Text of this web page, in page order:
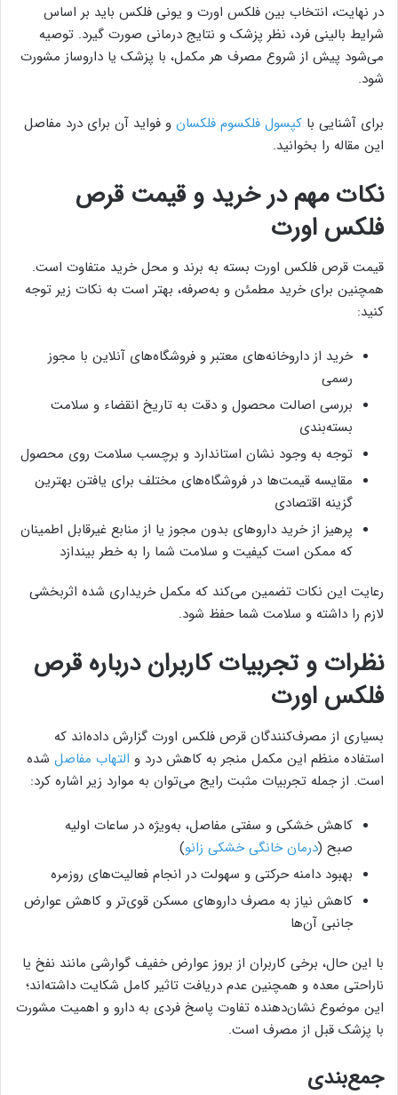
در نهایت، انتخاب بین فلکس اورت و یونی فلکس باید بر اساس
شرایط بالینی فرد، نظر پزشک و نتایج درمانی صورت گیرد. توصیه
می‌شود پیش از شروع مصرف هر مکمل، با پزشک یا داروساز مشورت
شود.
برای آشنایی با کپسول فلکسوم فلکسان و فواید آن برای درد مفاصل
این مقاله را بخوانید.
نکات مهم در خرید و قیمت قرص
فلکس اورت
قیمت قرص فلکس اورت بسته به برند و محل خرید متفاوت است.
همچنین برای خرید مطمئن و به‌صرفه، بهتر است به نکات زیر توجه
کنید:
خرید از داروخانه‌های معتبر و فروشگاه‌های آنلاین با مجوز
رسمی
بررسی اصالت محصول و دقت به تاریخ انقضاء و سلامت
بسته‌بندی
توجه به وجود نشان استاندارد و برچسب سلامت روی محصول
مقایسه قیمت‌ها در فروشگاه‌های مختلف برای یافتن بهترین
گزینه اقتصادی
پرهیز از خرید داروهای بدون مجوز یا از منابع غیرقابل اطمینان
که ممکن است کیفیت و سلامت شما را به خطر بیندازد
رعایت این نکات تضمین می‌کند که مکمل خریداری شده اثربخشی
لازم را داشته و سلامت شما حفظ شود.
نظرات و تجربیات کاربران درباره قرص
فلکس اورت
بسیاری از مصرف‌کنندگان قرص فلکس اورت گزارش داده‌اند که
استفاده منظم این مکمل منجر به کاهش درد و التهاب مفاصل شده
است. از جمله تجربیات مثبت رایج می‌توان به موارد زیر اشاره کرد:
کاهش خشکی و سفتی مفاصل، به‌ویژه در ساعات اولیه
صبح (درمان خانگی خشکی زانو)
بهبود دامنه حرکتی و سهولت در انجام فعالیت‌های روزمره
کاهش نیاز به مصرف داروهای مسکن قوی‌تر و کاهش عوارض
جانبی آن‌ها
با این حال، برخی کاربران از بروز عوارض خفیف گوارشی مانند نفخ یا
ناراحتی معده و همچنین عدم دریافت تاثیر کامل شکایت داشته‌اند؛
این موضوع نشان‌دهنده تفاوت پاسخ فردی به دارو و اهمیت مشورت
با پزشک قبل از مصرف است.
جمع‌بندی